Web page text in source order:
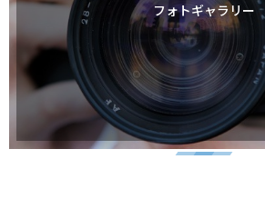
フォトギャラリー